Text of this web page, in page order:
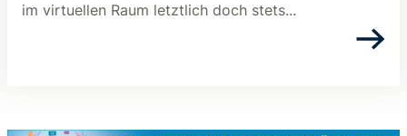
im virtuellen Raum letztlich doch stets...